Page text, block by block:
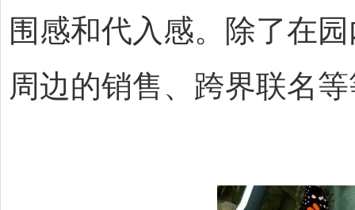
围感和代入感。除了在
周边的销售、跨界联名